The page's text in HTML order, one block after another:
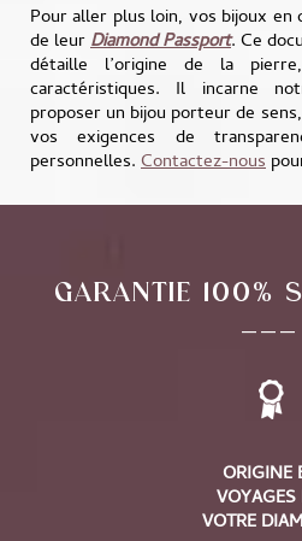
Pour aller plus loin, vos bijoux en
de leurDiamond Passport. Ce
détaille l’origine de la
caractéristiques. Il incarne
proposer un bijou porteur de
vos exigences de
personnelles. Contactez-nous
GARANTIE 100%
ORIGINE
VOYAGES
VOTRE